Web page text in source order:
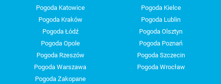
Pogoda Katowice
Pogoda Kielce
Pogoda Kraków
Pogoda Lublin
Pogoda Łódź
Pogoda Olsztyn
Pogoda Opole
Pogoda Poznań
Pogoda Rzeszów
Pogoda Szczecin
Pogoda Warszawa
Pogoda Wrocław
Pogoda Zakopane